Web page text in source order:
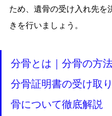
ため、遺骨の受け入れ先を
きを行いましょう。
分骨とは｜分骨の方法
分骨証明書の受け取
骨について徹底解説